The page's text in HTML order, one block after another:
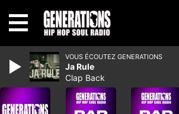
VOUS ÉCOUTEZ GENERATIONS
Ja Rule
Clap Back